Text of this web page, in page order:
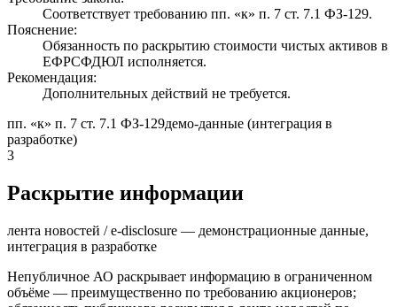
Соответствует требованию пп. «к» п. 7 ст. 7.1 ФЗ-129.
Пояснение:
Обязанность по раскрытию стоимости чистых активов в
ЕФРСФДЮЛ исполняется.
Рекомендация:
Дополнительных действий не требуется.
пп. «к» п. 7 ст. 7.1 ФЗ-129демо-данные (интеграция в
разработке)
3
Раскрытие информации
лента новостей / e-disclosure — демонстрационные данные,
интеграция в разработке
Непубличное АО раскрывает информацию в ограниченном
объёме — преимущественно по требованию акционеров;